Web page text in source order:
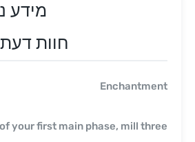
מידע
חוות דעת
Enchantment
your first main phase, mill three